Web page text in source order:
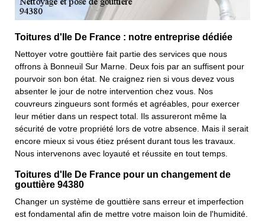
Toitures d'Ile De France : notre entreprise dédiée
Nettoyer votre gouttière fait partie des services que nous
offrons à Bonneuil Sur Marne. Deux fois par an suffisent pour
pourvoir son bon état. Ne craignez rien si vous devez vous
absenter le jour de notre intervention chez vous. Nos
couvreurs zingueurs sont formés et agréables, pour exercer
leur métier dans un respect total. Ils assureront même la
sécurité de votre propriété lors de votre absence. Mais il serait
encore mieux si vous étiez présent durant tous les travaux.
Nous intervenons avec loyauté et réussite en tout temps.
Toitures d'Ile De France pour un changement de
gouttière 94380
Changer un système de gouttière sans erreur et imperfection
est fondamental afin de mettre votre maison loin de l'humidité.